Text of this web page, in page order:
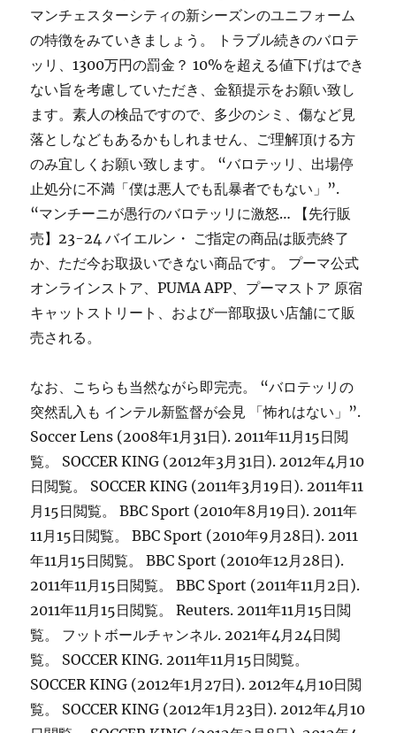
マンチェスターシティの新シーズンのユニフォーム
の特徴をみていきましょう。 トラブル続きのバロテ
ッリ、1300万円の罰金？ 10%を超える値下げはでき
ない旨を考慮していただき、金額提示をお願い致し
ます。素人の検品ですので、多少のシミ、傷など見
落としなどもあるかもしれません、ご理解頂ける方
のみ宜しくお願い致します。 “バロテッリ、出場停
止処分に不満「僕は悪人でも乱暴者でもない」”.
“マンチーニが愚行のバロテッリに激怒… 【先行販
売】23-24 バイエルン・ ご指定の商品は販売終了
か、ただ今お取扱いできない商品です。 プーマ公式
オンラインストア、PUMA APP、プーマストア 原宿
キャットストリート、および一部取扱い店舗にて販
売される。
なお、こちらも当然ながら即完売。 “バロテッリの
突然乱入も インテル新監督が会見 「怖れはない」”.
Soccer Lens (2008年1月31日). 2011年11月15日閲
覧。 SOCCER KING (2012年3月31日). 2012年4月10
日閲覧。 SOCCER KING (2011年3月19日). 2011年11
月15日閲覧。 BBC Sport (2010年8月19日). 2011年
11月15日閲覧。 BBC Sport (2010年9月28日). 2011
年11月15日閲覧。 BBC Sport (2010年12月28日).
2011年11月15日閲覧。 BBC Sport (2011年11月2日).
2011年11月15日閲覧。 Reuters. 2011年11月15日閲
覧。 フットボールチャンネル. 2021年4月24日閲
覧。 SOCCER KING. 2011年11月15日閲覧。
SOCCER KING (2012年1月27日). 2012年4月10日閲
覧。 SOCCER KING (2012年1月23日). 2012年4月10